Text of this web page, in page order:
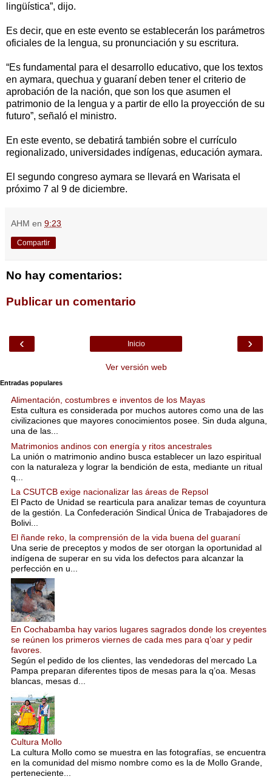
lingüística”, dijo.
Es decir, que en este evento se establecerán los parámetros
oficiales de la lengua, su pronunciación y su escritura.
“Es fundamental para el desarrollo educativo, que los textos
en aymara, quechua y guaraní deben tener el criterio de
aprobación de la nación, que son los que asumen el
patrimonio de la lengua y a partir de ello la proyección de su
futuro”, señaló el ministro.
En este evento, se debatirá también sobre el currículo
regionalizado, universidades indígenas, educación aymara.
El segundo congreso aymara se llevará en Warisata el
próximo 7 al 9 de diciembre.
AHM en 9:23
Compartir
No hay comentarios:
Publicar un comentario
‹ ›
Inicio
Ver versión web
Entradas populares
Alimentación, costumbres e inventos de los Mayas
Esta cultura es considerada por muchos autores como una de las
civilizaciones que mayores conocimientos posee. Sin duda alguna,
una de las...
Matrimonios andinos con energía y ritos ancestrales
La unión o matrimonio andino busca establecer un lazo espiritual
con la naturaleza y lograr la bendición de esta, mediante un ritual
q...
La CSUTCB exige nacionalizar las áreas de Repsol
El Pacto de Unidad se rearticula para analizar temas de coyuntura
de la gestión. La Confederación Sindical Única de Trabajadores de
Bolivi...
El ñande reko, la comprensión de la vida buena del guaraní
Una serie de preceptos y modos de ser otorgan la oportunidad al
indígena de superar en su vida los defectos para alcanzar la
perfección en u...
En Cochabamba hay varios lugares sagrados donde los creyentes
se reúnen los primeros viernes de cada mes para q’oar y pedir
favores.
Según el pedido de los clientes, las vendedoras del mercado La
Pampa preparan diferentes tipos de mesas para la q’oa. Mesas
blancas, mesas d...
Cultura Mollo
La cultura Mollo como se muestra en las fotografías, se encuentra
en la comunidad del mismo nombre como es la de Mollo Grande,
perteneciente...